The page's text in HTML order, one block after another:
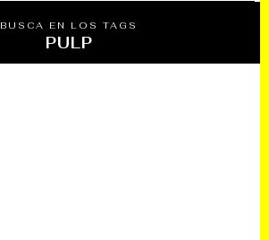
BUSCA EN LOS TAGS
PULP